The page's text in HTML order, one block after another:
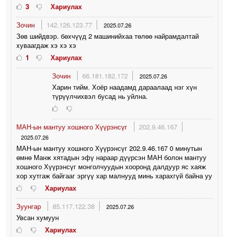
3
Хариулах
Зочин
142.126.123.77 2025.07.26
Зөв шийдвэр. бөxчүүд 2 машинийxаа төлөө найрамдалтай
xуваагдаж xэ xэ xэ
1
Хариулах
Зочин
66.181.182.172 2025.07.26
Харин тийм. Хоёр наадамд дараалаад нэг хүн
түрүүлчихвэл бусад нь уйлна.
МАН-ын мантуу хошного Хүүрэнсүг 202.9.46.167
2025.07.26
МАН-ын мантуу хошного Хүүрэнсүг 202.9.46.167 0 минутын
өмнө Манж хятадын эфү нараар дүүрсэн МАН болон мантуу
хошного Хүүрэнсүг монголчуудын хооронд далдуур яс хаяж
хор хутгаж байгааг эргүү хар малнууд минь харахгүй байна уу
Хариулах
Зуунгар
85.117.122.38 2025.07.26
Увсан хумуун
Хариулах